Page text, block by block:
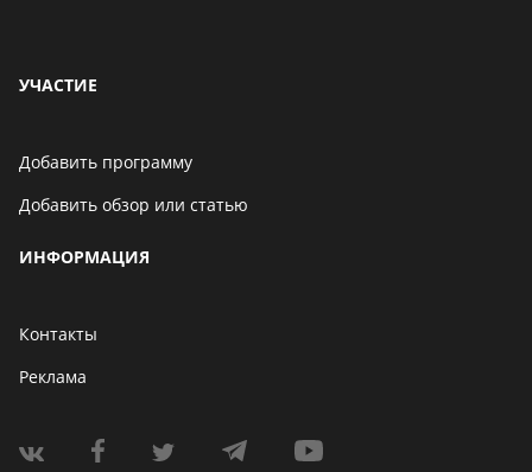
УЧАСТИЕ
Добавить программу
Добавить обзор или статью
ИНФОРМАЦИЯ
Контакты
Реклама